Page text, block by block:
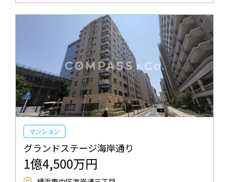
マンション
グランドステージ海岸通り
1億4,500万円